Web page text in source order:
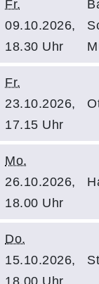
Fr.
09.10.2026,
18.30 Uhr
Fr.
23.10.2026,
17.15 Uhr
Mo.
26.10.2026,
18.00 Uhr
Do.
15.10.2026,
18.00 Uhr